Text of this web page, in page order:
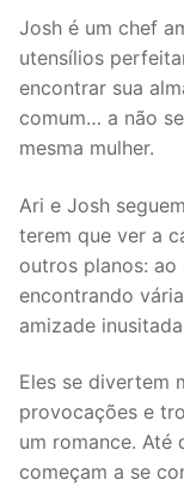
Josh é um chef
utensílios
encontrar sua
comum… a não
mesma mulher.
Ari e Josh
terem que ver a
outros planos: ao
encontrando
amizade
Eles se divertem
provocações e
um romance. Até
começam a se